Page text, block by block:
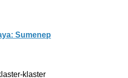
Sumenep
klaster